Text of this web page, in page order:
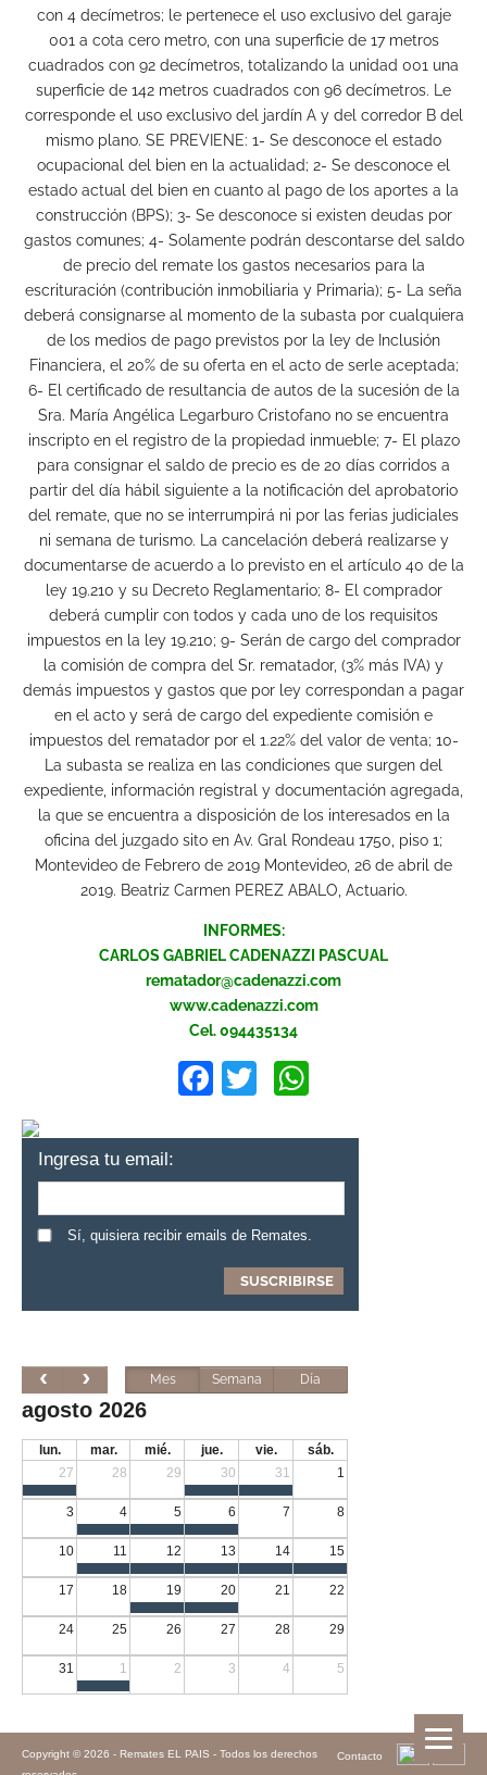
con 4 decímetros; le pertenece el uso exclusivo del garaje
001 a cota cero metro, con una superficie de 17 metros
cuadrados con 92 decímetros, totalizando la unidad 001 una
superficie de 142 metros cuadrados con 96 decímetros. Le
corresponde el uso exclusivo del jardín A y del corredor B del
mismo plano. SE PREVIENE: 1- Se desconoce el estado
ocupacional del bien en la actualidad; 2- Se desconoce el
estado actual del bien en cuanto al pago de los aportes a la
construcción (BPS); 3- Se desconoce si existen deudas por
gastos comunes; 4- Solamente podrán descontarse del saldo
de precio del remate los gastos necesarios para la
escrituración (contribución inmobiliaria y Primaria); 5- La seña
deberá consignarse al momento de la subasta por cualquiera
de los medios de pago previstos por la ley de Inclusión
Financiera, el 20% de su oferta en el acto de serle aceptada;
6- El certificado de resultancia de autos de la sucesión de la
Sra. María Angélica Legarburo Cristofano no se encuentra
inscripto en el registro de la propiedad inmueble; 7- El plazo
para consignar el saldo de precio es de 20 días corridos a
partir del día hábil siguiente a la notificación del aprobatorio
del remate, que no se interrumpirá ni por las ferias judiciales
ni semana de turismo. La cancelación deberá realizarse y
documentarse de acuerdo a lo previsto en el artículo 40 de la
ley 19.210 y su Decreto Reglamentario; 8- El comprador
deberá cumplir con todos y cada uno de los requisitos
impuestos en la ley 19.210; 9- Serán de cargo del comprador
la comisión de compra del Sr. rematador, (3% más IVA) y
demás impuestos y gastos que por ley correspondan a pagar
en el acto y será de cargo del expediente comisión e
impuestos del rematador por el 1.22% del valor de venta; 10-
La subasta se realiza en las condiciones que surgen del
expediente, información registral y documentación agregada,
la que se encuentra a disposición de los interesados en la
oficina del juzgado sito en Av. Gral Rondeau 1750, piso 1;
Montevideo de Febrero de 2019 Montevideo, 26 de abril de
2019. Beatriz Carmen PEREZ ABALO, Actuario.
INFORMES:
CARLOS GABRIEL CADENAZZI PASCUAL
rematador@cadenazzi.com
www.cadenazzi.com
Cel. 094435134
Facebook
Twitter
Ingresa tu email:
Sí, quisiera recibir emails de Remates.
Mes Semana Día
agosto 2026
lun. mar. mié. jue. vie.
sáb.
27
28 29 30 31 1
3 4 5 6 7 8
10 11 12 13 14 15
17 18 19 20 21 22
24 25 26 27 28 29
31 1 2 3 4 5
Contacto
Copyright © 2026 - Remates EL PAIS - Todos los derechos